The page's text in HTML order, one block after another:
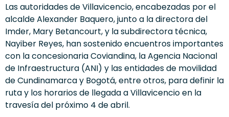
Las autoridades de Villavicencio, encabezadas por el
alcalde Alexander Baquero, junto a la directora del
Imder, Mary Betancourt, y la subdirectora técnica,
Nayiber Reyes, han sostenido encuentros importantes
con la concesionaria Coviandina, la Agencia Nacional
de Infraestructura (ANI) y las entidades de movilidad
de Cundinamarca y Bogotá, entre otros, para definir la
ruta y los horarios de llegada a Villavicencio en la
travesía del próximo 4 de abril.